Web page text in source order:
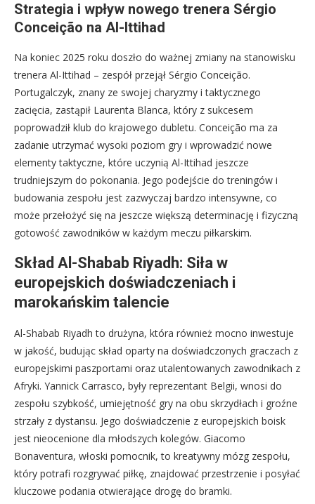
Strategia i wpływ nowego trenera Sérgio
Conceição na Al-Ittihad
Na koniec 2025 roku doszło do ważnej zmiany na stanowisku
trenera Al-Ittihad – zespół przejął Sérgio Conceição.
Portugalczyk, znany ze swojej charyzmy i taktycznego
zacięcia, zastąpił Laurenta Blanca, który z sukcesem
poprowadził klub do krajowego dubletu. Conceição ma za
zadanie utrzymać wysoki poziom gry i wprowadzić nowe
elementy taktyczne, które uczynią Al-Ittihad jeszcze
trudniejszym do pokonania. Jego podejście do treningów i
budowania zespołu jest zazwyczaj bardzo intensywne, co
może przełożyć się na jeszcze większą determinację i fizyczną
gotowość zawodników w każdym meczu piłkarskim.
Skład Al-Shabab Riyadh: Siła w
europejskich doświadczeniach i
marokańskim talencie
Al-Shabab Riyadh to drużyna, która również mocno inwestuje
w jakość, budując skład oparty na doświadczonych graczach z
europejskimi paszportami oraz utalentowanych zawodnikach z
Afryki. Yannick Carrasco, były reprezentant Belgii, wnosi do
zespołu szybkość, umiejętność gry na obu skrzydłach i groźne
strzały z dystansu. Jego doświadczenie z europejskich boisk
jest nieocenione dla młodszych kolegów. Giacomo
Bonaventura, włoski pomocnik, to kreatywny mózg zespołu,
który potrafi rozgrywać piłkę, znajdować przestrzenie i posyłać
kluczowe podania otwierające drogę do bramki.